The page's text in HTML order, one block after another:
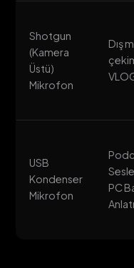
Shotgun
(Kamera
Üstü)
Mikrofon
Dış
USB
Kondenser
Mikrofon
PC